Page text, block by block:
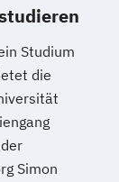
Studium
die
Simon